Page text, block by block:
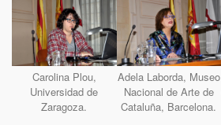
Carolina Plou,
Universidad de
Zaragoza.
Adela Laborda, Museo
Nacional de Arte de
Cataluña, Barcelona.